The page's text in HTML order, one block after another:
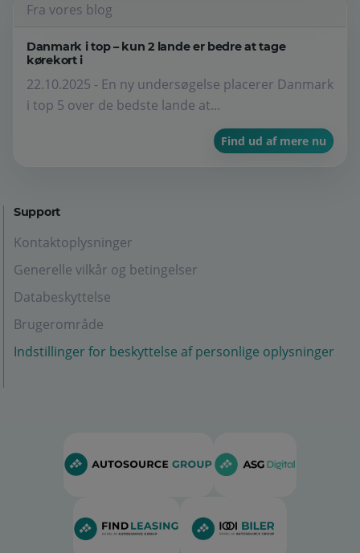
Fra vores blog
Danmark i top – kun 2 lande er bedre at tage
kørekort i
22.10.2025 - En ny undersøgelse placerer Danmark
i top 5 over de bedste lande at...
Find ud af mere nu
Support
Kontaktoplysninger
Generelle vilkår og betingelser
Databeskyttelse
Brugerområde
Indstillinger for beskyttelse af personlige oplysninger